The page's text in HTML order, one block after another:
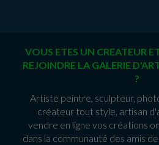
VOUS ETES UN CREATEUR
REJOINDRE LA GALERIE
?
Artiste peintre, sculpteur,
créateur tout style, artisan
vendre en ligne vos créations
dans la communauté des amis